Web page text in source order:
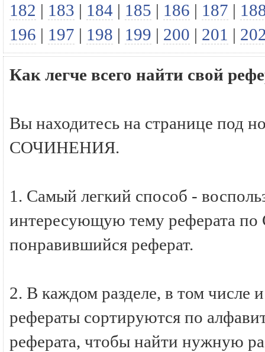
182 | 183 | 184 | 185 | 186 | 187 |
196 | 197 | 198 | 199 | 200 | 201 |
Как легче всего найти свой
Вы находитесь на странице под
СОЧИНЕНИЯ.
1. Самый легкий способ -
интересующую тему реферата
понравившийся реферат.
2. В каждом разделе, в том
рефераты сортируются по
реферата, чтобы найти нужную